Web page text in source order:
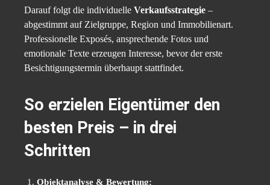
Darauf folgt die individuelle Verkaufsstrategie –
abgestimmt auf Zielgruppe, Region und Immobilienart.
Professionelle Exposés, ansprechende Fotos und
emotionale Texte erzeugen Interesse, bevor der erste
Besichtigungstermin überhaupt stattfindet.
So erzielen Eigentümer den
besten Preis – in drei
Schritten
Objektanalyse & Bewertung: